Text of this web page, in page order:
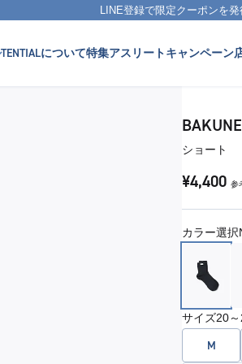
LINE登録で限定クーポンを
TENTIALについて特集アスリートキャンペーン
ショート
¥4,400 参
カラー選択
サイズ20
M